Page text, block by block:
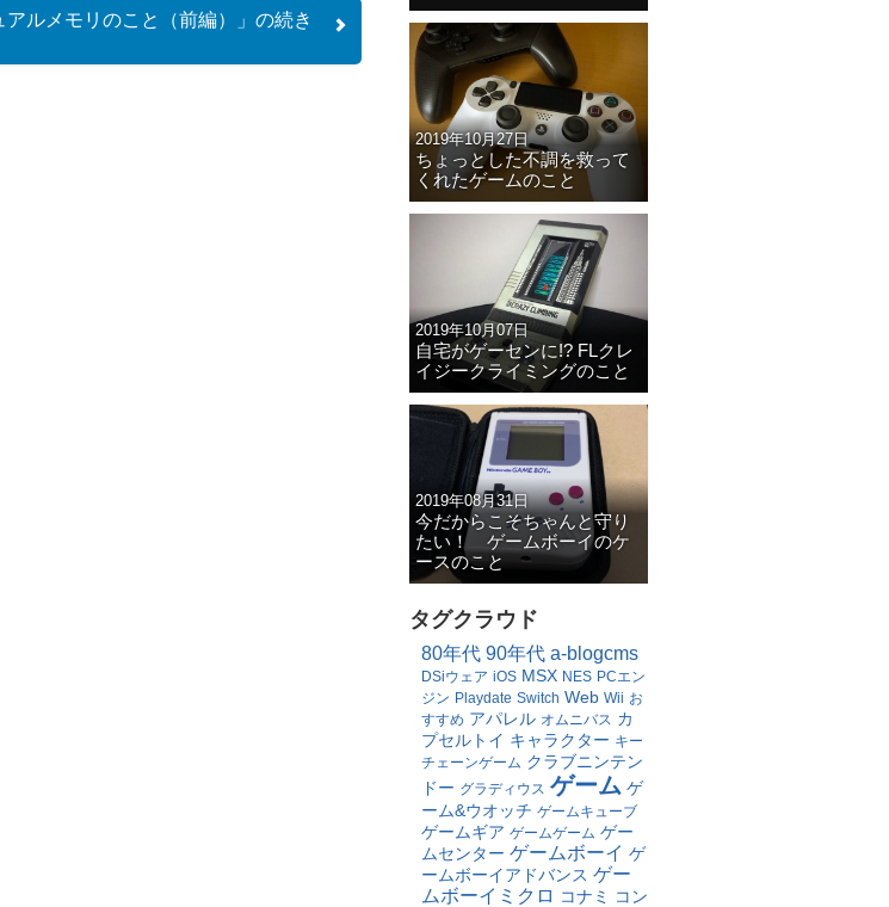
アルメモリのこと（前編）」の続き
2019年10月27日
ちょっとした不調を救って
くれたゲームのこと
2019年10月07日
自宅がゲーセンに!? FLクレ
イジークライミングのこと
2019年08月31日
今だからこそちゃんと守り
たい！ ゲームボーイのケ
ースのこと
タグクラウド
80年代 90年代 a-blogcms
DSiウェア iOS MSX NES PCエン
ジン Playdate Switch Web Wii お
すすめ アパレル オムニバス カ
プセルトイ キャラクター キー
チェーンゲーム クラブニンテン
ドー グラディウス ゲーム ゲ
ーム&ウオッチ ゲームキューブ
ゲームギア ゲームゲーム ゲー
ムセンター ゲームボーイ ゲ
ームボーイアドバンス ゲー
ムボーイミクロ コナミ
コン